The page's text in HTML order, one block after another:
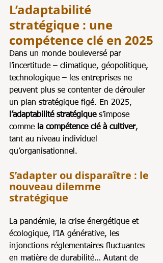
L’adaptabilité
stratégique : une
compétence clé en 2025
Dans un monde bouleversé par
l’incertitude – climatique, géopolitique,
technologique – les entreprises ne
peuvent plus se contenter de dérouler
un plan stratégique figé. En 2025,
l’adaptabilité stratégique s’impose
comme la compétence clé à cultiver,
tant au niveau individuel
qu’organisationnel.
S’adapter ou disparaître : le
nouveau dilemme
stratégique
La pandémie, la crise énergétique et
écologique, l’IA générative, les
injonctions réglementaires fluctuantes
en matière de durabilité… Autant de